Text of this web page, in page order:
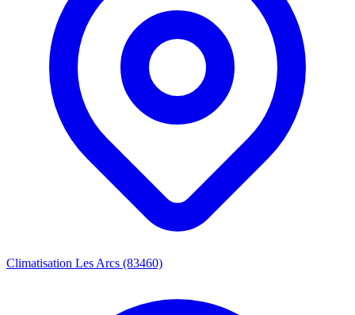
Climatisation Les Arcs (83460)